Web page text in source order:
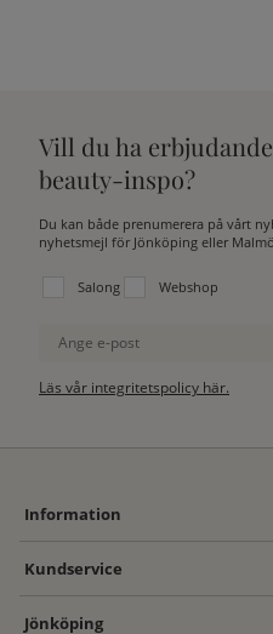
Vill du ha
beauty-inspo?
Du kan både prenumerera på vårt
nyhetsmejl för Jönköping eller
Välj vilken lista du vill prenumerera på:
Salong Webshop
Ange e-post
Läs vår integritetspolicy här.
Information
Kundservice
Jönköping